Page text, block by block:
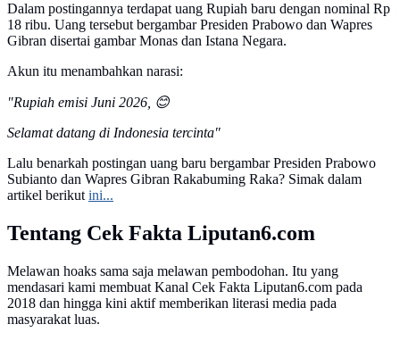
Dalam postingannya terdapat uang Rupiah baru dengan nominal Rp
18 ribu. Uang tersebut bergambar Presiden Prabowo dan Wapres
Gibran disertai gambar Monas dan Istana Negara.
Akun itu menambahkan narasi:
"Rupiah emisi Juni 2026, 😊
Selamat datang di Indonesia tercinta"
Lalu benarkah postingan uang baru bergambar Presiden Prabowo
Subianto dan Wapres Gibran Rakabuming Raka? Simak dalam
artikel berikutini...
Tentang Cek Fakta Liputan6.com
Melawan hoaks sama saja melawan pembodohan. Itu yang
mendasari kami membuat Kanal Cek Fakta Liputan6.com pada
2018 dan hingga kini aktif memberikan literasi media pada
masyarakat luas.